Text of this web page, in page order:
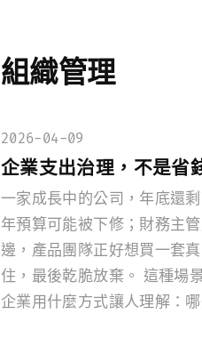
組織管理
2026-04-09
企業支出治理，不是省
一家成長中的公司，年底還
年預算可能被下修；財務主
邊，產品團隊正好想買一套
住，最後乾脆放棄。 這種場
企業用什麼方式讓人理解：